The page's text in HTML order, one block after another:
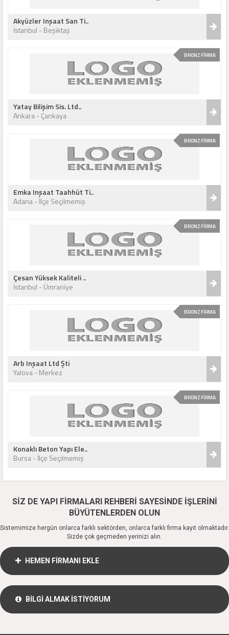
Akyüzler Inşaat San Ti..
İstanbul - Beşiktaş
BRONZ FİRMA
Yatay Bilişim Sis. Ltd..
Ankara - Çankaya
BRONZ FİRMA
Emka Inşaat Taahhüt Ti..
Adana - İlçe Seçilmemiş
BRONZ FİRMA
Çesan Yüksek Kaliteli ..
İstanbul - Ümraniye
BRONZ FİRMA
Arb Inşaat Ltd Şti
Yalova - Merkez
BRONZ FİRMA
Konaklı Beton Yapı Ele..
Bursa - İlçe Seçilmemiş
SİZ DE YAPI FİRMALARI REHBERİ SAYESİNDE İŞLERİNİ
BÜYÜTENLERDEN OLUN
Sistemimize hergün onlarca farklı sektörden, onlarca farklı firma kayıt olmaktadır.
Sizde çok geçmeden yerinizi alın.
HEMEN FİRMANI EKLE
BİLGİ ALMAK İSTİYORUM